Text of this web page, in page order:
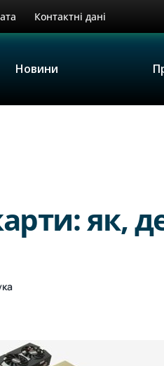
Контактні дані
Новини
як,